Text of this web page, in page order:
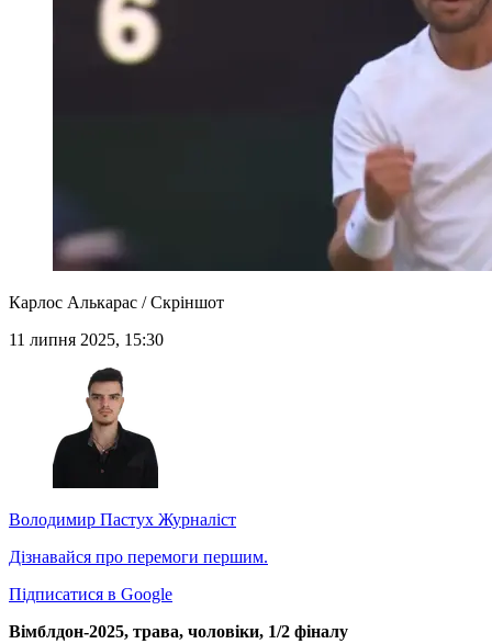
Карлос Алькарас / Скріншот
11 липня 2025, 15:30
Володимир Пастух Журналіст
Дізнавайся про перемоги першим.
Підписатися в Google
Вімблдон-2025, трава, чоловіки, 1/2 фіналу